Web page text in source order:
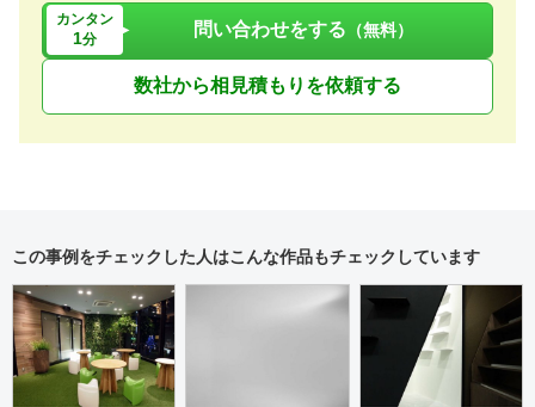
カンタン
1分 問い合わせをする （無料）
数社から相見積もりを依頼する
この事例をチェックした人はこんな作品もチェックしています